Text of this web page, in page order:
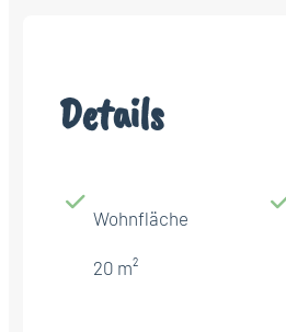
Details
Wohnfläche
20 m²